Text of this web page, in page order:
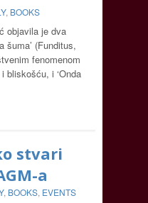
, BOOKS
objavila je dva
šuma’ (Funditus,
fenomenom
bliskošću, i ‘Onda
stvari
a
, BOOKS, EVENTS